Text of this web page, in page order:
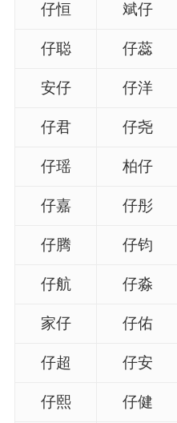
龙年起名
蛇年起名
兔年起名
虎年起名
仔恒 斌仔
仔聪 仔蕊
安仔 仔洋
仔君 仔尧
仔瑶 柏仔
仔嘉 仔彤
仔腾 仔钧
仔航 仔淼
家仔 仔佑
仔超 仔安
仔熙 仔健